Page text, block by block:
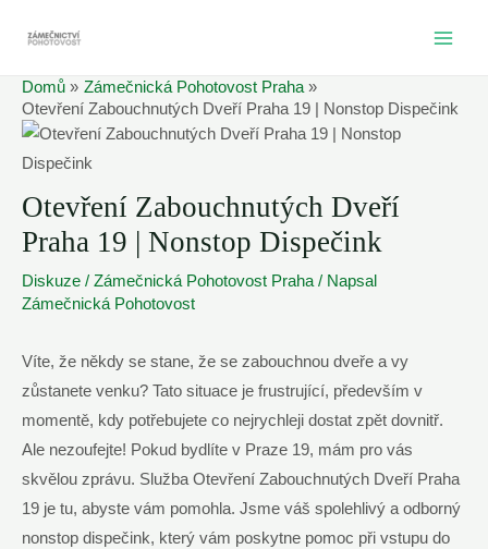
Domů
Zámečnická Pohotovost Praha
Otevření Zabouchnutých Dveří Praha 19 | Nonstop Dispečink
Otevření Zabouchnutých Dveří
Praha 19 | Nonstop Dispečink
Diskuze / Zámečnická Pohotovost Praha / Napsal
Zámečnická Pohotovost
Víte, že někdy se stane, že se zabouchnou dveře a vy
zůstanete venku? Tato situace je frustrující, především v
momentě, kdy potřebujete co nejrychleji dostat zpět dovnitř.
Ale nezoufejte! Pokud bydlíte v Praze 19, mám pro vás
skvělou zprávu. Služba Otevření Zabouchnutých Dveří Praha
19 je tu, abyste vám pomohla. Jsme váš spolehlivý a odborný
nonstop dispečink, který vám poskytne pomoc při vstupu do